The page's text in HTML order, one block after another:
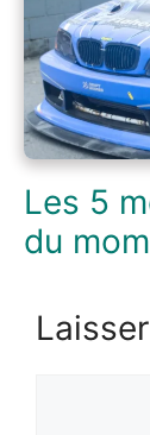
Les 5
du